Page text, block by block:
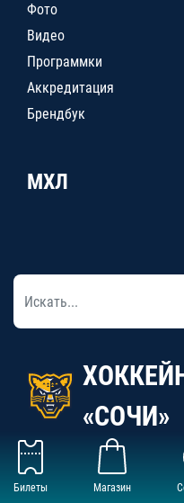
Билеты Магазин
Фото
Видео
Программки
Аккредитация
Брендбук
МХЛ
«СОЧИ»